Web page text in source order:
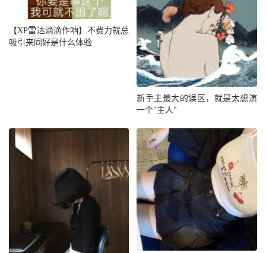
【XP雷达滴滴作响】不费力就总
吸引来同好是什么体验
新手主最大的误区，就是太想演
一个"主人"